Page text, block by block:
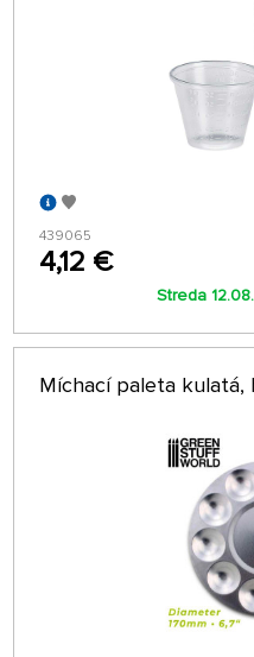
439065
4,12 €
Streda
Míchací paleta kulatá,